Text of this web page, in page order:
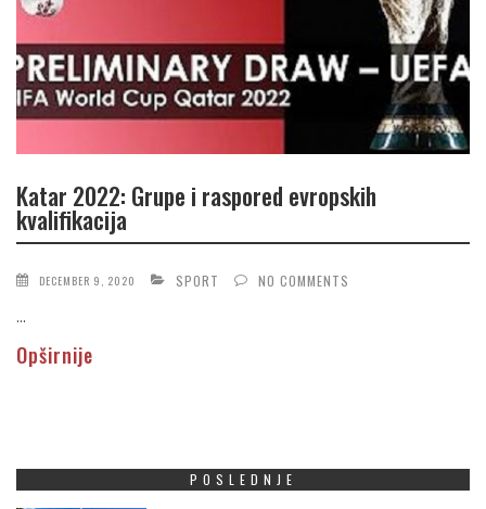
Katar 2022: Grupe i raspored evropskih
kvalifikacija
DECEMBER 9, 2020 SPORT NO COMMENTS
...
Opširnije
POSLEDNJE